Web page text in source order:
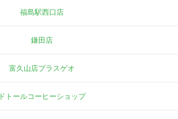
福島駅西口店
鎌田店
富久山店プラスゲオ
ドトールコーヒーショップ